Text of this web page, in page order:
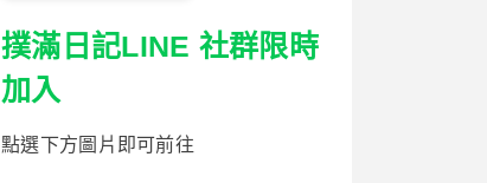
撲滿日記LINE 社群限時
加入
點選下方圖片即可前往